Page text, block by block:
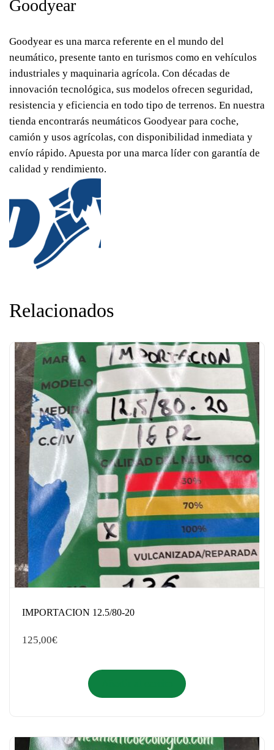
Goodyear
Goodyear es una marca referente en el mundo del
neumático, presente tanto en turismos como en vehículos
industriales y maquinaria agrícola. Con décadas de
innovación tecnológica, sus modelos ofrecen seguridad,
resistencia y eficiencia en todo tipo de terrenos. En nuestra
tienda encontrarás neumáticos Goodyear para coche,
camión y usos agrícolas, con disponibilidad inmediata y
envío rápido. Apuesta por una marca líder con garantía de
calidad y rendimiento.
Relacionados
IMPORTACION 12.5/80-20
125,00€